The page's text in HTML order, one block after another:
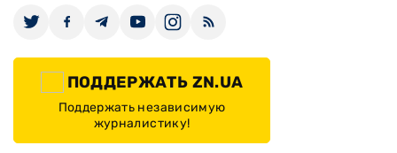
ПОДДЕРЖАТЬ ZN.UA
Поддержать независимую
журналистику!